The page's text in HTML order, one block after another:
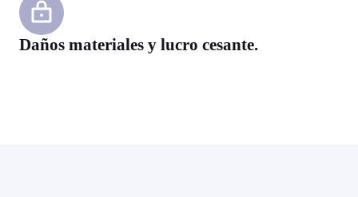
Daños materiales y lucro cesante.